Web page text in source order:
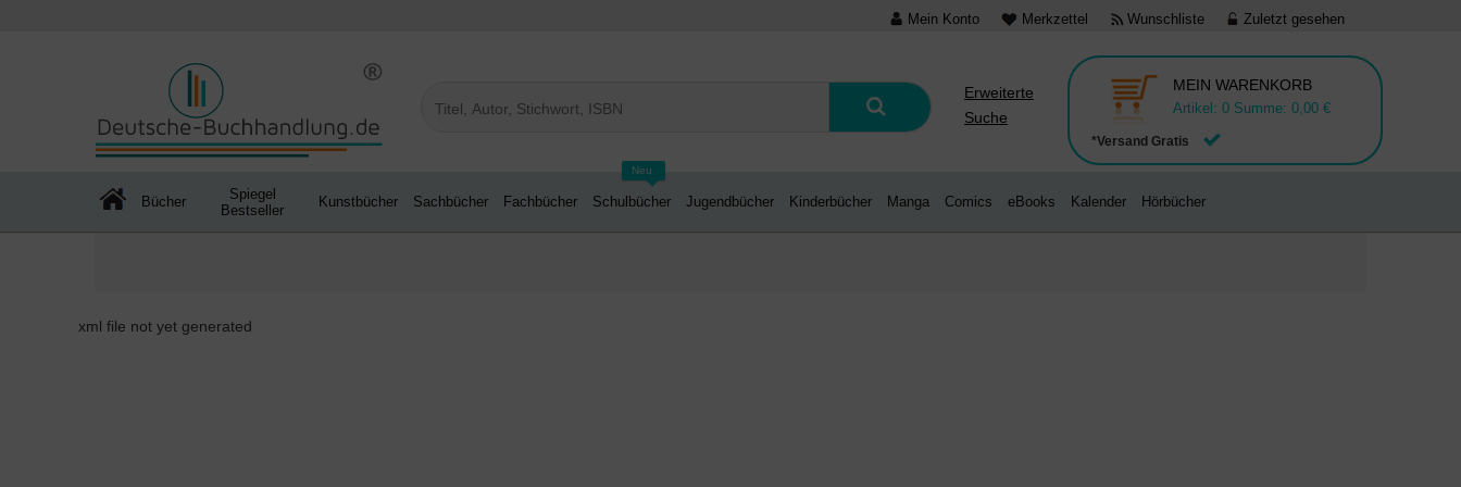
Mein Konto Merkzettel Wunschliste Zuletzt gesehen
Erweiterte
Suche
*Versand Gratis
MEIN WARENKORB
Artikel: 0 Summe: 0,00 €
Bücher
Spiegel
Bestseller
Kunstbücher Sachbücher Fachbücher
Neu
Schulbücher Jugendbücher Kinderbücher Manga Comics eBooks Kalender Hörbücher
xml file not yet generated